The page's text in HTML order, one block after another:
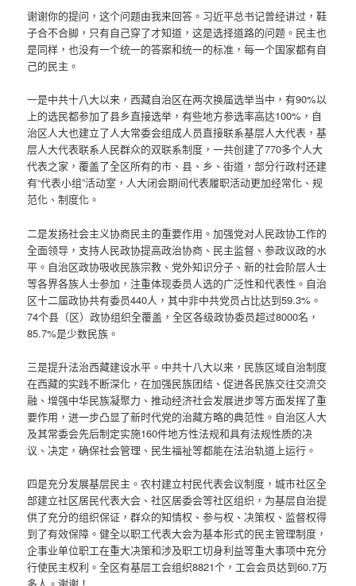
谢谢你的提问，这个问题由我来回答。习近平总书记曾经讲过，鞋
子合不合脚，只有自己穿了才知道，这是选择道路的问题。民主也
是同样，也没有一个统一的答案和统一的标准，每一个国家都有自
己的民主。
一是中共十八大以来，西藏自治区在两次换届选举当中，有90%以
上的选民都参加了县乡直接选举，有些地方参选率高达100%，自
治区人大也建立了人大常委会组成人员直接联系基层人大代表，基
层人大代表联系人民群众的双联系制度，一共创建了770多个人大
代表之家，覆盖了全区所有的市、县、乡、街道，部分行政村还建
有“代表小组”活动室，人大闭会期间代表履职活动更加经常化、规
范化、制度化。
二是发扬社会主义协商民主的重要作用。加强党对人民政协工作的
全面领导，支持人民政协提高政治协商、民主监督、参政议政的水
平。自治区政协吸收民族宗教、党外知识分子、新的社会阶层人士
等各界各族人士参加，注重体现委员人选的广泛性和代表性。自治
区十二届政协共有委员440人，其中非中共党员占比达到59.3%。
74个县（区）政协组织全覆盖，全区各级政协委员超过8000名，
85.7%是少数民族。
三是提升法治西藏建设水平。中共十八大以来，民族区域自治制度
在西藏的实践不断深化，在加强民族团结、促进各民族交往交流交
融、增强中华民族凝聚力、推动经济社会发展进步等方面发挥了重
要作用，进一步凸显了新时代党的治藏方略的典范性。自治区人大
及其常委会先后制定实施160件地方性法规和具有法规性质的决
议、决定，确保社会管理、民生福祉等都能在法治轨道上运行。
四是充分发展基层民主。农村建立村民代表会议制度，城市社区全
部建立社区居民代表大会、社区居委会等社区组织，为基层自治提
供了充分的组织保证，群众的知情权、参与权、决策权、监督权得
到了有效保障。健全以职工代表大会为基本形式的民主管理制度，
企事业单位职工在重大决策和涉及职工切身利益等重大事项中充分
行使民主权利。全区有基层工会组织8821个，工会会员达到60.7万